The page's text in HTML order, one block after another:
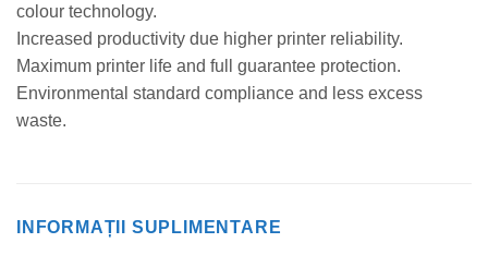
colour technology.
Increased productivity due higher printer reliability.
Maximum printer life and full guarantee protection.
Environmental standard compliance and less excess
waste.
INFORMAȚII SUPLIMENTARE